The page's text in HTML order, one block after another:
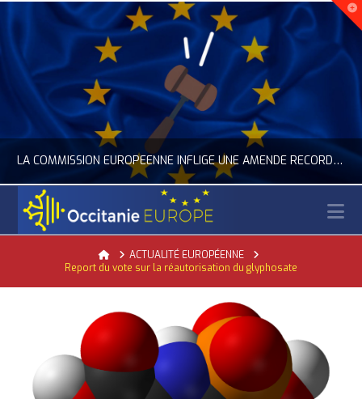
LA COMMISSION EUROPÉENNE INFLIGE UNE AMENDE RECORD À GOOGLE
ACTUALITÉ DE L'UNION EUROPÉENNE, ACTUALITÉ DE LA REPRÉSENTATION D’OCCITANIE EUROPE, NUMÉRIQUE- DIGITAL
JUILLET 24, 2026
HomeACTUALITÉ EUROPÉENNE
Report du vote sur la réautorisation du glyphosate